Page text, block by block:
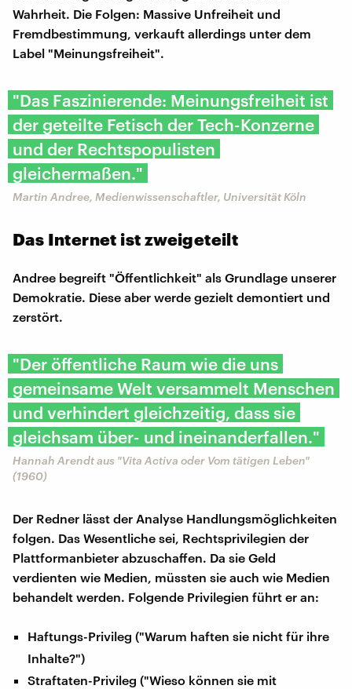
Wahrheit. Die Folgen: Massive Unfreiheit und
Fremdbestimmung, verkauft allerdings unter dem
Label "Meinungsfreiheit".
"Das Faszinierende: Meinungsfreiheit ist
der geteilte Fetisch der Tech-Konzerne
und der Rechtspopulisten
gleichermaßen."
Martin Andree, Medienwissenschaftler, Universität Köln
Das Internet ist zweigeteilt
Andree begreift "Öffentlichkeit" als Grundlage unserer
Demokratie. Diese aber werde gezielt demontiert und
zerstört.
"Der öffentliche Raum wie die uns
gemeinsame Welt versammelt Menschen
und verhindert gleichzeitig, dass sie
gleichsam über- und ineinanderfallen."
Hannah Arendt aus "Vita Activa oder Vom tätigen Leben"
(1960)
Der Redner lässt der Analyse Handlungsmöglichkeiten
folgen. Das Wesentliche sei, Rechtsprivilegien der
Plattformanbieter abzuschaffen. Da sie Geld
verdienten wie Medien, müssten sie auch wie Medien
behandelt werden. Folgende Privilegien führt er an:
Haftungs-Privileg ("Warum haften sie nicht für ihre
Inhalte?")
Straftaten-Privileg ("Wieso können sie mit